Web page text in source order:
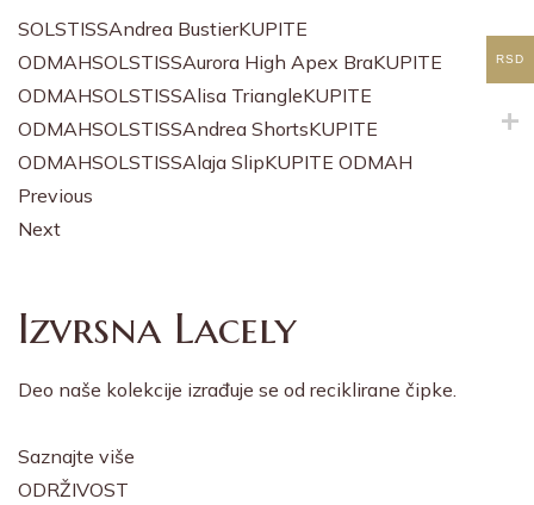
SOLSTISSAndrea BustierKUPITE
ODMAHSOLSTISSAurora High Apex BraKUPITE
ODMAHSOLSTISSAlisa TriangleKUPITE
ODMAHSOLSTISSAndrea ShortsKUPITE
ODMAHSOLSTISSAlaja SlipKUPITE ODMAH
Previous
Next
Izvrsna Lacely
Deo naše kolekcije izrađuje se od reciklirane čipke.
Saznajte više
ODRŽIVOST
RSD